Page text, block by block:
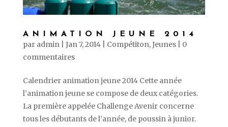
ANIMATION JEUNE 2014
par admin| Jan 7, 2014| Compétiton,Jeunes| 0
commentaires
Calendrier animation jeune 2014 Cette année
l’animation jeune se compose de deux catégories.
La première appelée Challenge Avenir concerne
tous les débutants de l’année, de poussin à junior.